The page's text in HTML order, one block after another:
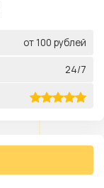
от 100 рублей
24/7